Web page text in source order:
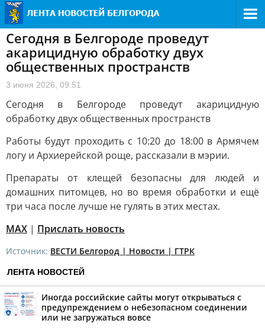
Сегодня в Белгороде проведут
акарицидную обработку двух
общественных пространств
3 июня 2026, 09:51
Сегодня в Белгороде проведут акарицидную
обработку двух общественных пространств
Работы будут проходить с 10:20 до 18:00 в Армячем
логу и Архиерейской роще, рассказали в мэрии.
Препараты от клещей безопасны для людей и
домашних питомцев, но во время обработки и ещё
три часа после лучше не гулять в этих местах.
MAX | Прислать новость
Источник: ВЕСТИ Белгород | Новости | ГТРК
ЛЕНТА НОВОСТЕЙ
Иногда российские сайты могут открываться с
предупреждением о небезопасном соединении
или не загружаться вовсе